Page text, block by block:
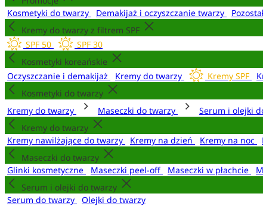
Kosmetyki do twarzy
Demakijaż i oczyszczanie twarzy
Kremy do twarzy z filtrem SPF
SPF 50
SPF 30
Kosmetyki koreańskie
Oczyszczanie i demakijaż
Kremy do twarzy Kremy SPF
Kosmetyki do twarzy
Kremy do twarzy
Maseczki do twarzy Serum i olejki
Kremy do twarzy
Kremy nawilżające do twarzy
Kremy na dzień Kremy na noc
Maseczki do twarzy
Glinki kosmetyczne
Maseczki peel-off Maseczki w płachcie
Serum i olejki do twarzy
Serum do twarzy
Olejki do twarzy